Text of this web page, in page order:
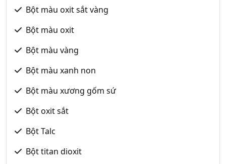
Bột màu oxit sắt vàng
Bột màu oxit
Bột màu vàng
Bột màu xanh non
Bột màu xương gốm sứ
Bột oxit sắt
Bột Talc
Bột titan dioxit